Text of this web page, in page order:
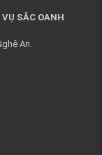
SẮC OANH
An.